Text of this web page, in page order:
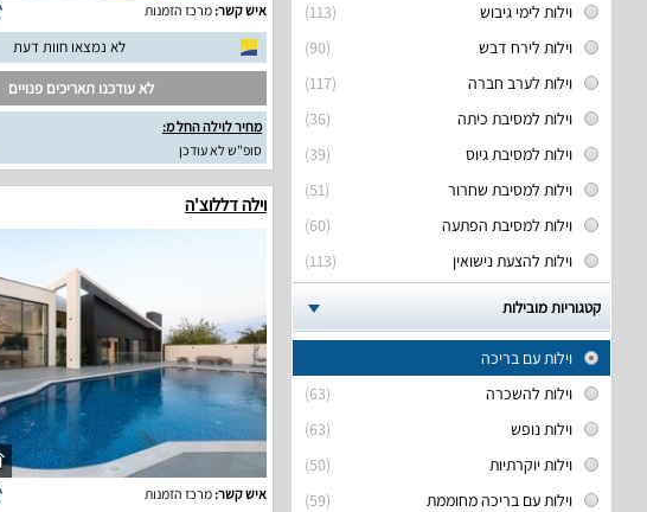
(113)
וילות לימי גיבוש
(90)
וילות לירח דבש
(117)
וילות לערב חברה
(36)
וילות למסיבת כיתה
(39)
וילות למסיבת גיוס
(51)
וילות למסיבת שחרור
(60)
וילות למסיבת הפתעה
(113)
וילות להצעת נישואין
קטגוריות מובילות
וילות עם בריכה
(63)
וילות להשכרה
(63)
וילות נופש
(50)
וילות יוקרתיות
(59)
וילות עם בריכה מחוממת
איש קשר:מרכז הזמנות
לא נמצאו חוות דעת
לא עודכנו תאריכים פנויים
מחיר לוילה החל מ:
סופ"ש לא עודכן
וילה דללוצ'ה
איש קשר:מרכז הזמנות